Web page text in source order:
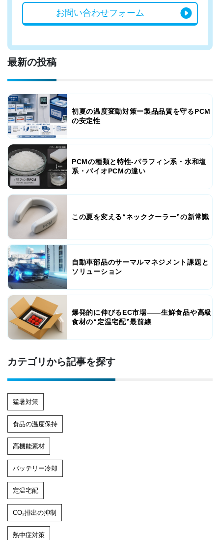
お問い合わせフォーム
最新の投稿
初夏の温度変動対策ー製品品質を守るPCM
の安定性
PCMの種類と特性-パラフィン系・水和塩
系・バイオPCMの違い
この夏を変える“ネッククーラー”の新常識
自動車部品のサーマルマネジメント課題と
ソリューション
爆発的に伸びるEC市場――生鮮食品や高級
食材の“定温宅配”最前線
カテゴリから記事を探す
猛暑対策
食品の温度保持
高機能素材
バッテリー冷却
定温宅配
CO₂排出の抑制
熱中症対策